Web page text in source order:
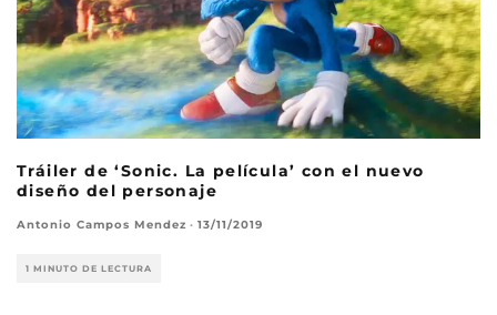
Tráiler de ‘Sonic. La película’ con el nuevo
diseño del personaje
Antonio Campos Mendez · 13/11/2019
1 MINUTO DE LECTURA